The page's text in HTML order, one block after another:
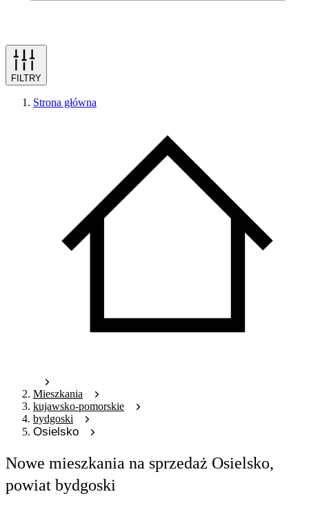
FILTRY
Strona główna
Mieszkania
kujawsko-pomorskie
bydgoski
Osielsko
Nowe mieszkania na sprzedaż Osielsko,
powiat bydgoski